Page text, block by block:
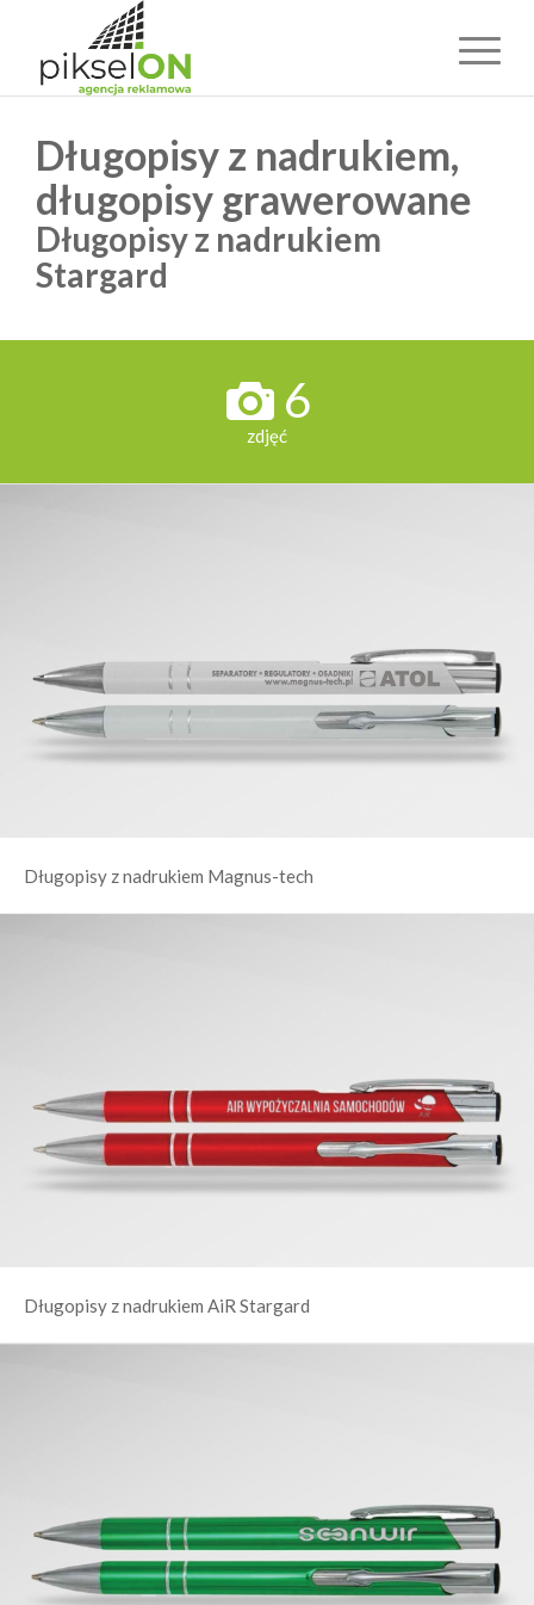
Długopisy z nadrukiem,
długopisy grawerowane
Długopisy z nadrukiem
Stargard
6
zdjęć
Długopisy z nadrukiem Magnus-tech
Długopisy z nadrukiem AiR Stargard